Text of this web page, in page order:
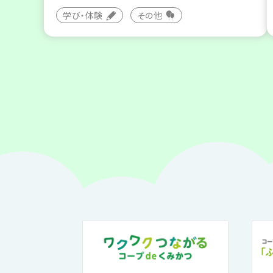
学び・体験 その他